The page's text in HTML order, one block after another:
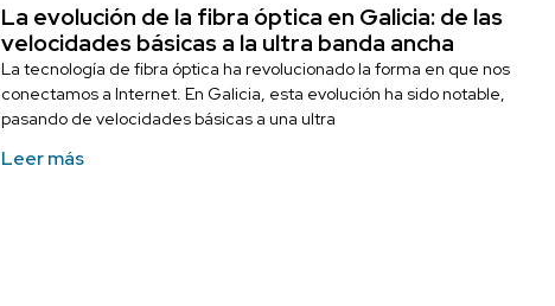
La evolución de la fibra óptica en Galicia: de las
velocidades básicas a la ultra banda ancha
La tecnología de fibra óptica ha revolucionado la forma en que nos
conectamos a Internet. En Galicia, esta evolución ha sido notable,
pasando de velocidades básicas a una ultra
Leer más